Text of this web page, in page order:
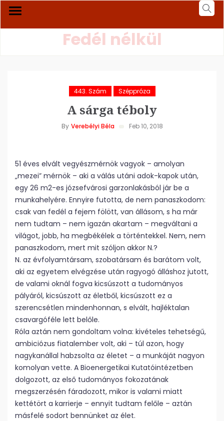
Fedél nélkül
443. Szám Széppróza
A sárga téboly
By Verebélyi Béla Feb 10, 2018
51 éves elvált vegyészmérnök vagyok – amolyan
„mezei” mérnök – aki a válás utáni adok-kapok után,
egy 26 m2-es józsefvárosi garzonlakásból jár be a
munkahelyére. Ennyire futotta, de nem panaszkodom:
csak van fedél a fejem fölött, van állásom, s ha már
nem tudtam – nem igazán akartam – megváltani a
világot, jobb, ha megbékélek a történtekkel. Nem, nem
panaszkodom, mert mit szóljon akkor N.?
N. az évfolyamtársam, szobatársam és barátom volt,
aki az egyetem elvégzése után ragyogó álláshoz jutott,
de valami oknál fogva kicsúszott a tudományos
pályáról, kicsúszott az életből, kicsúszott ez a
szerencsétlen mindenhonnan, s elvált, hajléktalan
csavargóféle lett belőle.
Róla aztán nem gondoltam volna: kivételes tehetségű,
ambiciózus fiatalember volt, aki – túl azon, hogy
nagykanállal habzsolta az életet – a munkáját nagyon
komolyan vette. A Bioenergetikai Kutatóintézetben
dolgozott, az első tudományos fokozatának
megszerzésén fáradozott, mikor is valami miatt
kettétört a karrierje – ennyit tudtam felőle – aztán
másfelé sodort bennünket az élet.